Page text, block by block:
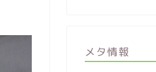
メタ情報